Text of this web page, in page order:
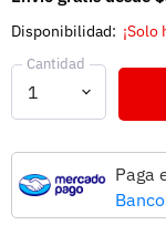
Disponibilidad: ¡Solo
Cantidad
Paga